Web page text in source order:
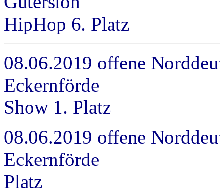
HipHop 6. Platz
08.06.2019 offene
Eckernförde
Show 1. Platz
08.06.2019 offene
Eckernförde
Platz